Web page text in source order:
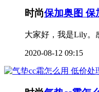
时尚保加奥图 保
大家好，我是Lily。
2020-08-12 09:15